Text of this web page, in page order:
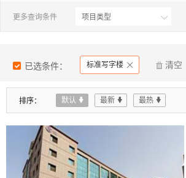
更多查询条件 
 已选条件： 标准写字楼  清空
排序： 默认  最新  最热 